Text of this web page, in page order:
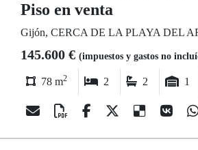
Piso en venta
Gijón, CERCA DE LA PLAYA DEL
145.600 € (impuestos y gastos no
78 m2 2 2 1